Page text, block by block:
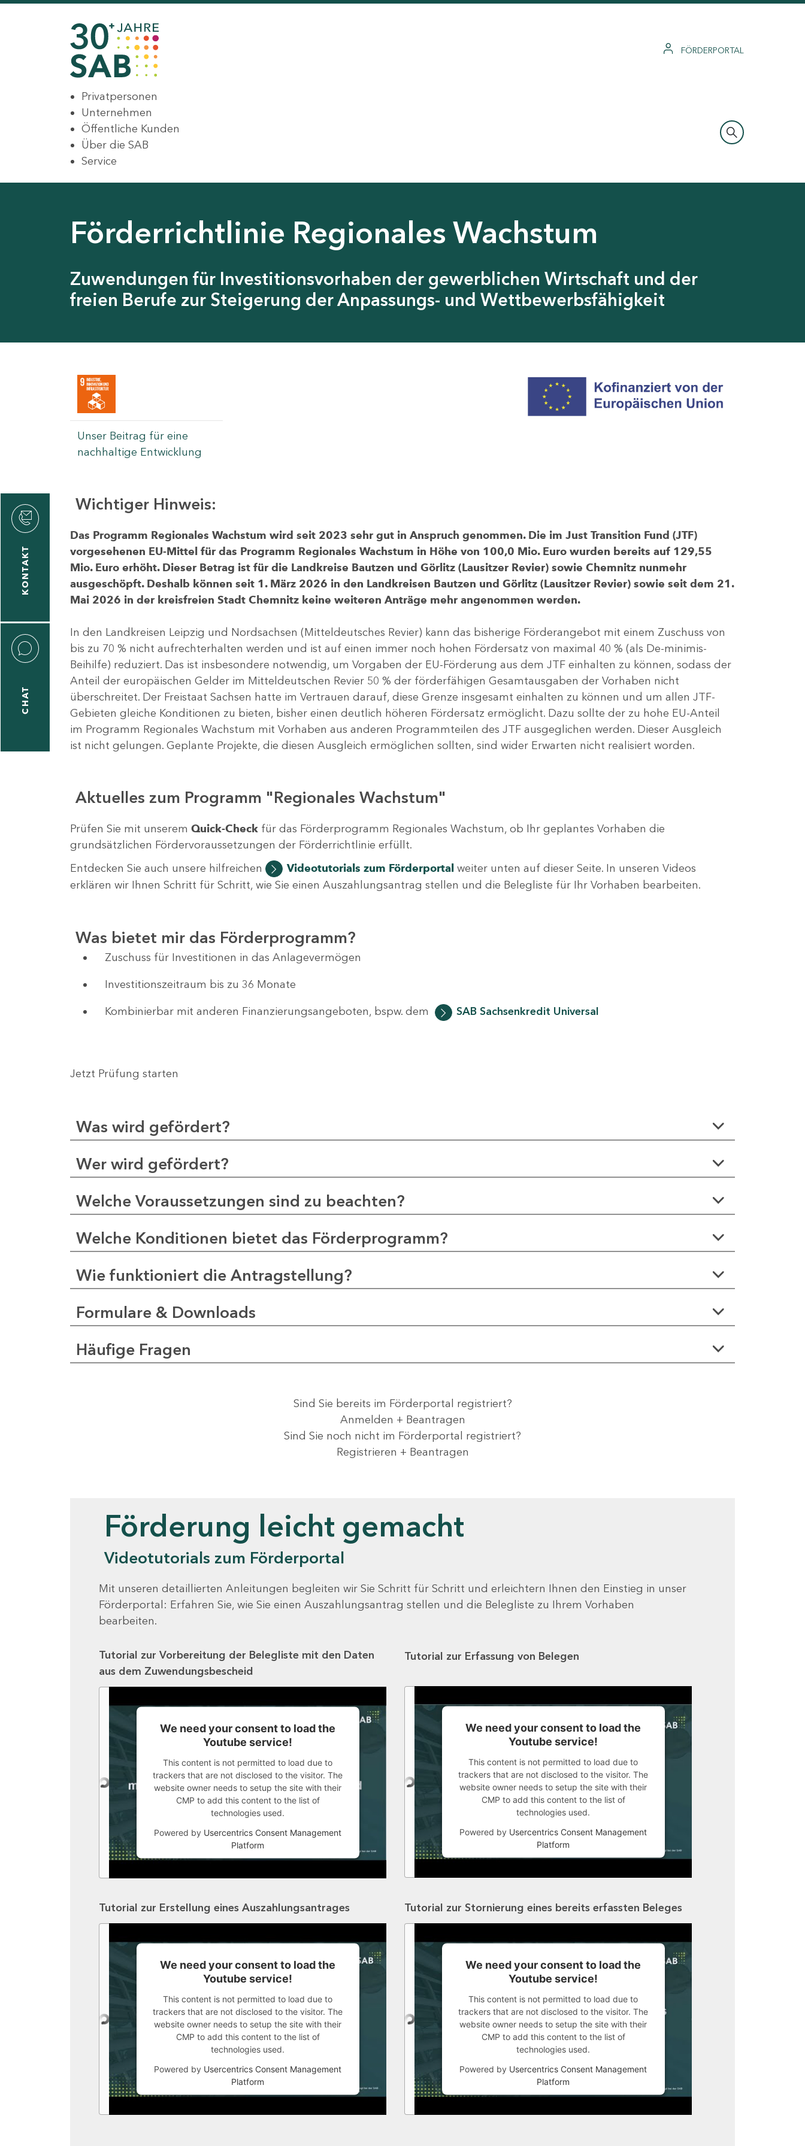
FÖRDERPORTAL
Privatpersonen
Unternehmen
Öffentliche Kunden
Über die SAB
Service
Förderrichtlinie Regionales Wachstum
Zuwendungen für Investitionsvorhaben der gewerblichen Wirtschaft und der
freien Berufe zur Steigerung der Anpassungs- und Wettbewerbsfähigkeit
Unser Beitrag für eine
nachhaltige Entwicklung
KONTAKT
CHAT
Wichtiger Hinweis:
Das Programm Regionales Wachstum wird seit 2023 sehr gut in Anspruch genommen. Die im Just Transition Fund (JTF)
vorgesehenen EU-Mittel für das Programm Regionales Wachstum in Höhe von 100,0 Mio. Euro wurden bereits auf 129,55
Mio. Euro erhöht. Dieser Betrag ist für die Landkreise Bautzen und Görlitz (Lausitzer Revier) sowie Chemnitz nunmehr
ausgeschöpft. Deshalb können seit 1. März 2026 in den Landkreisen Bautzen und Görlitz (Lausitzer Revier) sowie seit dem 21.
Mai 2026 in der kreisfreien Stadt Chemnitz keine weiteren Anträge mehr angenommen werden.
In den Landkreisen Leipzig und Nordsachsen (Mitteldeutsches Revier) kann das bisherige Förderangebot mit einem Zuschuss von
bis zu 70 % nicht aufrechterhalten werden und ist auf einen immer noch hohen Fördersatz von maximal 40 % (als De-minimis-
Beihilfe) reduziert. Das ist insbesondere notwendig, um Vorgaben der EU-Förderung aus dem JTF einhalten zu können, sodass der
Anteil der europäischen Gelder im Mitteldeutschen Revier 50 % der förderfähigen Gesamtausgaben der Vorhaben nicht
überschreitet. Der Freistaat Sachsen hatte im Vertrauen darauf, diese Grenze insgesamt einhalten zu können und um allen JTF-
Gebieten gleiche Konditionen zu bieten, bisher einen deutlich höheren Fördersatz ermöglicht. Dazu sollte der zu hohe EU-Anteil
im Programm Regionales Wachstum mit Vorhaben aus anderen Programmteilen des JTF ausgeglichen werden. Dieser Ausgleich
ist nicht gelungen. Geplante Projekte, die diesen Ausgleich ermöglichen sollten, sind wider Erwarten nicht realisiert worden.
Aktuelles zum Programm "Regionales Wachstum"
Prüfen Sie mit unserem Quick-Check für das Förderprogramm Regionales Wachstum, ob Ihr geplantes Vorhaben die
grundsätzlichen Fördervoraussetzungen der Förderrichtlinie erfüllt.
Entdecken Sie auch unsere hilfreichen
Videotutorials zum Förderportalweiter unten auf dieser Seite. In unseren Videos
erklären wir Ihnen Schritt für Schritt, wie Sie einen Auszahlungsantrag stellen und die Belegliste für Ihr Vorhaben bearbeiten.
Was bietet mir das Förderprogramm?
Zuschuss für Investitionen in das Anlagevermögen
Investitionszeitraum bis zu 36 Monate
Kombinierbar mit anderen Finanzierungsangeboten, bspw. dem SAB Sachsenkredit Universal
Jetzt Prüfung starten
Was wird gefördert?
Wer wird gefördert?
Welche Voraussetzungen sind zu beachten?
Welche Konditionen bietet das Förderprogramm?
Wie funktioniert die Antragstellung?
Formulare & Downloads
Häufige Fragen
Sind Sie bereits im Förderportal registriert?
Anmelden + Beantragen
Sind Sie noch nicht im Förderportal registriert?
Registrieren + Beantragen
Förderung leicht gemacht
Videotutorials zum Förderportal
Mit unseren detaillierten Anleitungen begleiten wir Sie Schritt für Schritt und erleichtern Ihnen den Einstieg in unser
Förderportal: Erfahren Sie, wie Sie einen Auszahlungsantrag stellen und die Belegliste zu Ihrem Vorhaben
bearbeiten.
Tutorial zur Vorbereitung der Belegliste mit den Daten
aus dem Zuwendungsbescheid
We need your consent to load the
Youtube service!
This content is not permitted to load due to
trackers that are not disclosed to the visitor. The
website owner needs to setup the site with their
CMP to add this content to the list of
technologies used.
Powered by Usercentrics Consent Management
Platform
Tutorial zur Erfassung von Belegen
We need your consent to load the
Youtube service!
This content is not permitted to load due to
trackers that are not disclosed to the visitor. The
website owner needs to setup the site with their
CMP to add this content to the list of
technologies used.
Powered by Usercentrics Consent Management
Platform
Tutorial zur Erstellung eines Auszahlungsantrages
We need your consent to load the
Youtube service!
This content is not permitted to load due to
trackers that are not disclosed to the visitor. The
website owner needs to setup the site with their
CMP to add this content to the list of
technologies used.
Powered by Usercentrics Consent Management
Platform
Tutorial zur Stornierung eines bereits erfassten Beleges
We need your consent to load the
Youtube service!
This content is not permitted to load due to
trackers that are not disclosed to the visitor. The
website owner needs to setup the site with their
CMP to add this content to the list of
technologies used.
Powered by Usercentrics Consent Management
Platform